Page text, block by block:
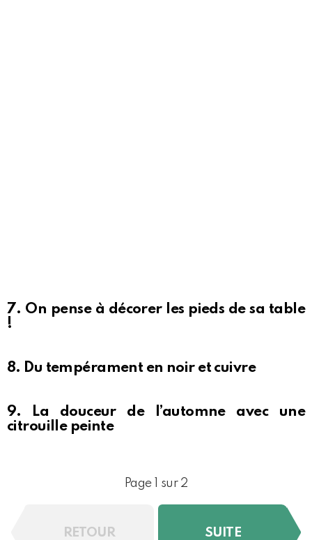
7. On pense à décorer les pieds de sa table
!
8. Du tempérament en noir et cuivre
9. La douceur de l’automne avec une
citrouille peinte
Page 1 sur 2
RETOUR SUITE